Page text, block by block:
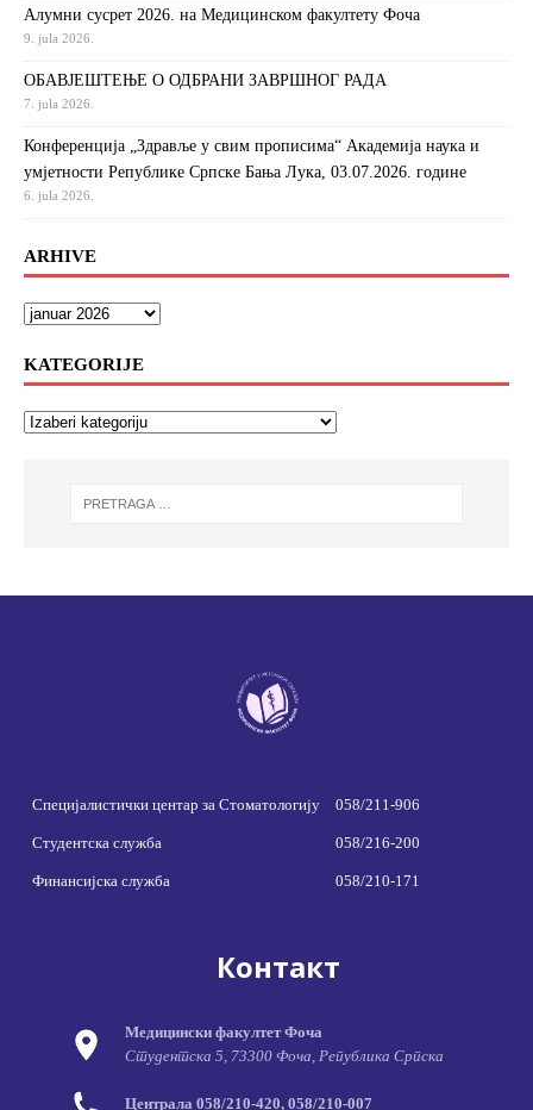
Алумни сусрет 2026. на Медицинском факултету Фоча
9. jula 2026.
ОБАВЈЕШТЕЊЕ О ОДБРАНИ ЗАВРШНОГ РАДА
7. jula 2026.
Конференција „Здравље у свим прописима“ Академија наука и
умјетности Републике Српске Бања Лука, 03.07.2026. године
6. jula 2026.
ARHIVE
KATEGORIJE
Специјалистички центар за Стоматологију 058/211-906
Студентска служба 058/216-200
Финансијска служба 058/210-171
Контакт
Медицински факултет Фоча
Студентска 5, 73300 Фоча, Република Српска
Централа 058/210-420, 058/210-007